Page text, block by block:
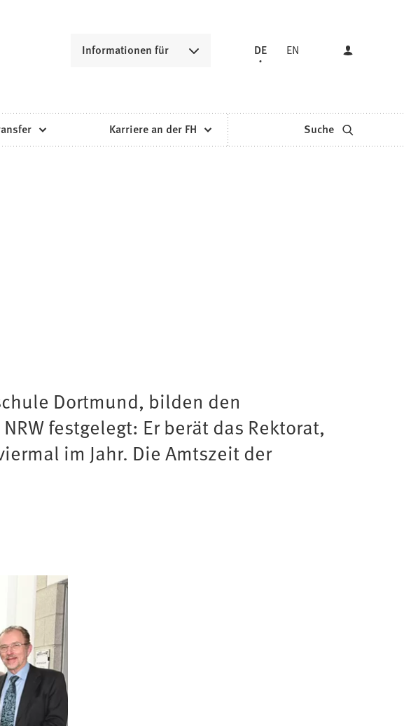
Informationen für DE EN
Karriere an der FH Suche
Dortmund, bilden den
festgelegt: Er berät das Rektorat,
im Jahr. Die Amtszeit der